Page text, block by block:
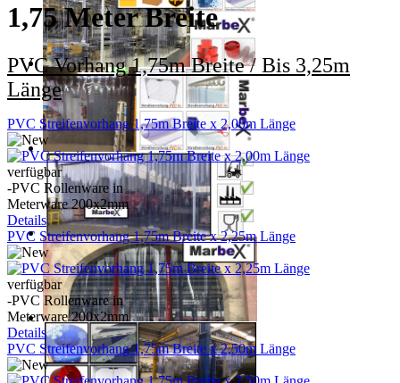
1,75 Meter Breite
PVC Vorhang 1,75m Breite / Bis 3,25m
Länge
PVC Streifenvorhang 1,75m Breite x 2,00m Länge
verfügbar
-PVC Rollenware in
Meterware 200x2mm
Details
PVC Streifenvorhang 1,75m Breite x 2,25m Länge
verfügbar
-PVC Rollenware in
Meterware 200x2mm
Details
PVC Streifenvorhang 1,75m Breite x 2,50m Länge